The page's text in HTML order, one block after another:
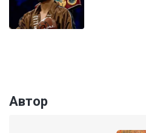
Автор